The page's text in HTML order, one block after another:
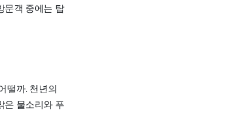
문객 중에는 탑
떨까. 천년의
은 물소리와 푸